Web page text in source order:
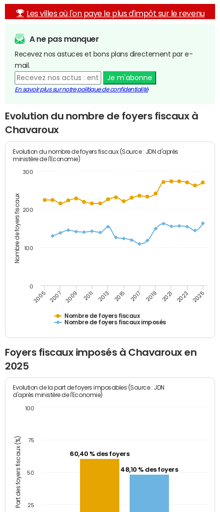
Les villes où l'on paye le plus d'impôt sur le revenu
A ne pas manquer
Recevez nos astuces et bons plans directement par e-
mail.
Je m'abonne
En savoir plus sur notre politique de confidentialité
Evolution du nombre de foyers fiscaux à
Chavaroux
Nombre de foyers fiscaux
Evolution du nombre de foyers fiscaux (Source : JDN d'après
ministère de l'Economie)
Nombre de foyers fiscaux
Nombre de foyers fiscaux imposés
2005 2007 2009 2011 2013 2015 2017 2019 2021 2023 2025
0
100
200
300
Foyers fiscaux imposés à Chavaroux en
2025
Part des foyers fiscaux (%)
Evolution de la part de foyers imposables (Source : JDN
d'après ministère de l'Economie)
60,40 % des foyers
48,10 % des foyers
25
50
75
100